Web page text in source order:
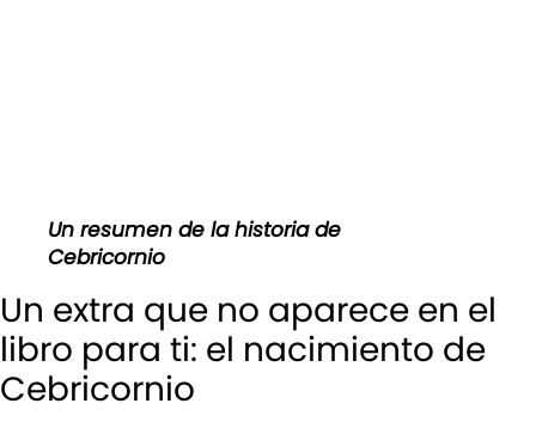
Un resumen de la historia de
Cebricornio
Un extra que no aparece en el
libro para ti: el nacimiento de
Cebricornio